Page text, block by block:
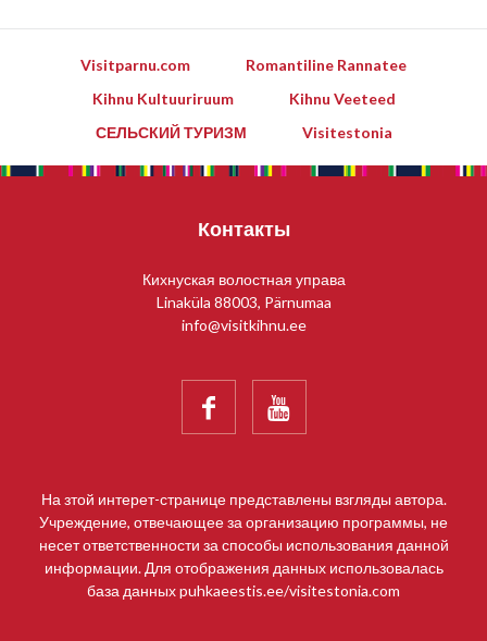
Visitparnu.com
Romantiline Rannatee
Kihnu Kultuuriruum
Kihnu Veeteed
СЕЛЬСКИЙ ТУРИЗМ
Visitestonia
Контакты
Кихнуская волостная управа
Linaküla 88003, Pärnumaa
info@visitkihnu.ee
 
На зтой интерет-странице представлены взгляды автора.
Учреждение, отвечающее за организацию программы, не
несет ответственности за способы использования данной
информации. Для отображения данных использовалась
база данных puhkaeestis.ee/visitestonia.com